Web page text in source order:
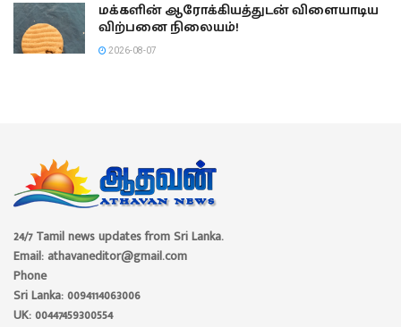
மக்களின் ஆரோக்கியத்துடன் விளையாடிய
விற்பனை நிலையம்!
2026-08-07
24/7 Tamil news updates from Sri Lanka.
Email: athavaneditor@gmail.com
Phone
Sri Lanka: 0094114063006
UK: 00447459300554